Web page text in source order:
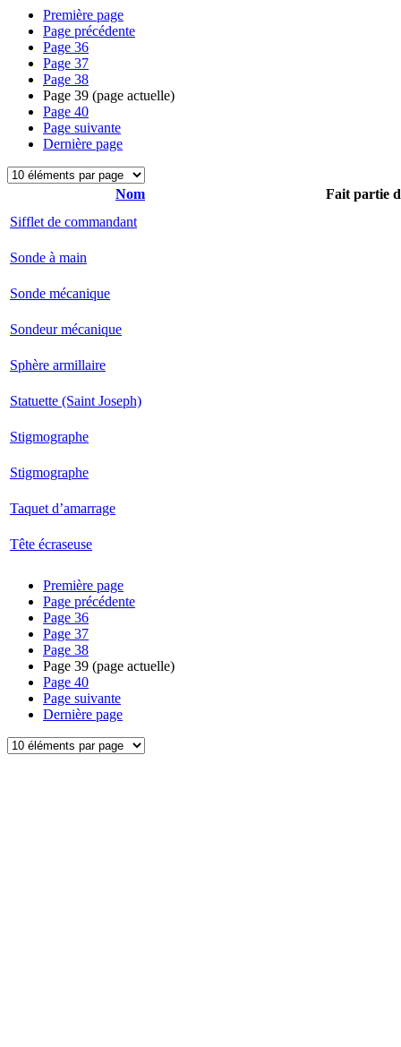
Première page
Page précédente
Page 36
Page 37
Page 38
Page 39 (page actuelle)
Page 40
Page suivante
Dernière page
Nom
Fait partie
Sifflet de commandant
Sonde à main
Sonde mécanique
Sondeur mécanique
Sphère armillaire
Statuette (Saint Joseph)
Stigmographe
Stigmographe
Taquet d’amarrage
Tête écraseuse
Première page
Page précédente
Page 36
Page 37
Page 38
Page 39 (page actuelle)
Page 40
Page suivante
Dernière page